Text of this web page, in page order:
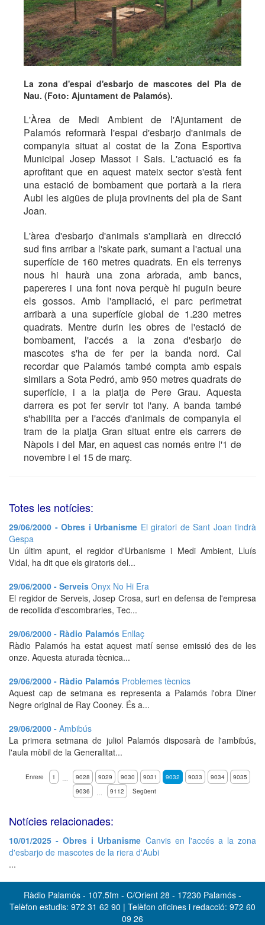
La zona d'espai d'esbarjo de mascotes del Pla de
Nau. (Foto: Ajuntament de Palamós).
L'Àrea de Medi Ambient de l'Ajuntament de
Palamós reformarà l'espai d'esbarjo d'animals de
companyia situat al costat de la Zona Esportiva
Municipal Josep Massot i Sais. L'actuació es fa
aprofitant que en aquest mateix sector s'està fent
una estació de bombament que portarà a la riera
Aubi les aigües de pluja provinents del pla de Sant
Joan.
L'àrea d'esbarjo d'animals s'ampliarà en direcció
sud fins arribar a l'skate park, sumant a l'actual una
superfície de 160 metres quadrats. En els terrenys
nous hi haurà una zona arbrada, amb bancs,
papereres i una font nova perquè hi puguin beure
els gossos. Amb l'ampliació, el parc perimetrat
arribarà a una superfície global de 1.230 metres
quadrats. Mentre durin les obres de l'estació de
bombament, l'accés a la zona d'esbarjo de
mascotes s'ha de fer per la banda nord. Cal
recordar que Palamós també compta amb espais
similars a Sota Pedró, amb 950 metres quadrats de
superfície, i a la platja de Pere Grau. Aquesta
darrera es pot fer servir tot l'any. A banda també
s'habilita per a l'accés d'animals de companyia el
tram de la platja Gran situat entre els carrers de
Nàpols i del Mar, en aquest cas només entre l'1 de
novembre i el 15 de març.
Totes les notícies:
29/06/2000 - Obres i Urbanisme El giratori de Sant Joan tindrà
Gespa
Un últim apunt, el regidor d'Urbanisme i Medi Ambient, Lluís
Vidal, ha dit que els giratoris del...
29/06/2000 - Serveis Onyx No Hi Era
El regidor de Serveis, Josep Crosa, surt en defensa de l'empresa
de recollida d'escombraries, Tec...
29/06/2000 - Ràdio Palamós Enllaç
Ràdio Palamós ha estat aquest matí sense emissió des de les
onze. Aquesta aturada tècnica...
29/06/2000 - Ràdio Palamós Problemes tècnics
Aquest cap de setmana es representa a Palamós l'obra Diner
Negre original de Ray Cooney. És a...
29/06/2000 - Ambibús
La primera setmana de juliol Palamós disposarà de l'ambibús,
l'aula mòbil de la Generalitat...
Enrere 1 … 9028 9029 9030 9031 9032 9033 9034
9035
9036
… 9112 Següent
Notícies relacionades:
10/01/2025 - Obres i Urbanisme Canvis en l'accés a la zona
d'esbarjo de mascotes de la riera d'Aubi
...
Ràdio Palamós - 107.5fm - C/Orient 28 - 17230 Palamós -
Telèfon estudis: 972 31 62 90 | Telèfon oficines i redacció: 972 60
09 26